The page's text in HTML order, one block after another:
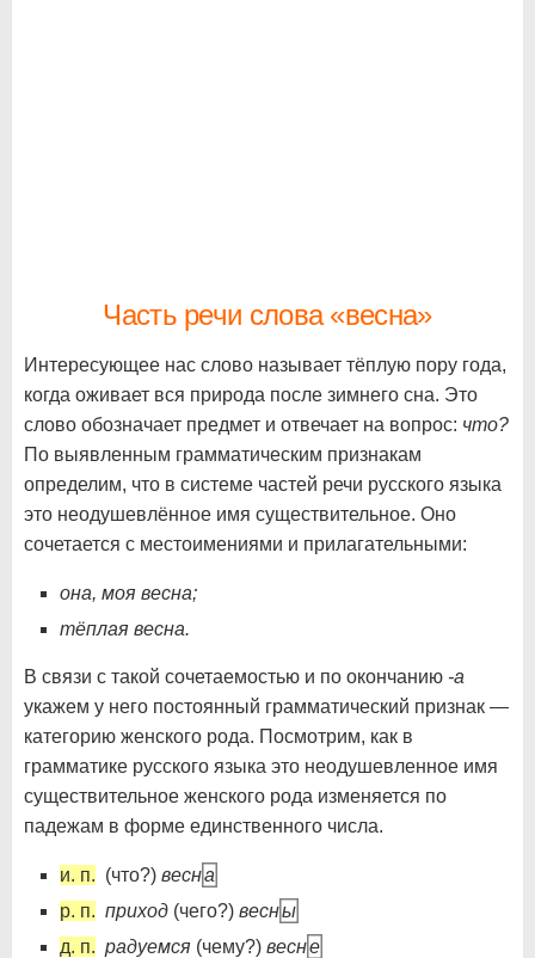
Часть речи слова «весна»
Интересующее нас слово называет тёплую пору года,
когда оживает вся природа после зимнего сна. Это
слово обозначает предмет и отвечает на вопрос: что?
По выявленным грамматическим признакам
определим, что в системе частей речи русского языка
это неодушевлённое имя существительное. Оно
сочетается с местоимениями и прилагательными:
она, моя весна;
тёплая весна.
В связи с такой сочетаемостью и по окончанию -а
укажем у него постоянный грамматический признак —
категорию женского рода. Посмотрим, как в
грамматике русского языка это неодушевленное имя
существительное женского рода изменяется по
падежам в форме единственного числа.
и. п. (что?) весна
р. п. приход (чего?) весны
д. п. радуемся (чему?) весне